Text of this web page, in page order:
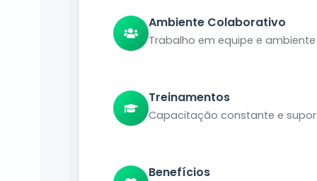
Ambiente Colaborativo
Trabalho em equipe e
Treinamentos
Capacitação constante e
Benefícios